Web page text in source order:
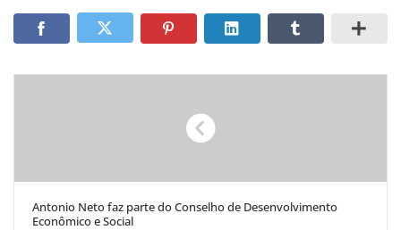
Antonio Neto faz parte do Conselho de Desenvolvimento
Econômico e Social